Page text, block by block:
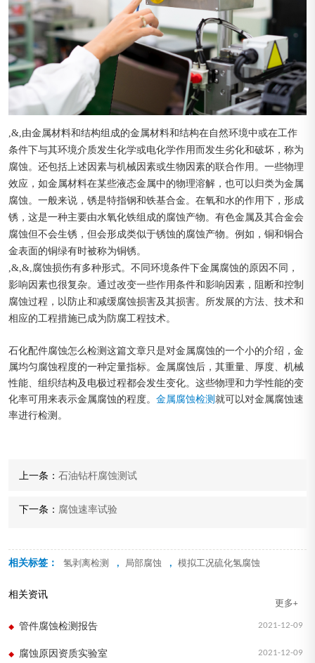
,&,由金属材料和结构组成的金属材料和结构在自然环境中或在工作
条件下与其环境介质发生化学或电化学作用而发生劣化和破坏，称为
腐蚀。还包括上述因素与机械因素或生物因素的联合作用。一些物理
效应，如金属材料在某些液态金属中的物理溶解，也可以归类为金属
腐蚀。一般来说，锈是特指钢和铁基合金。在氧和水的作用下，形成
锈，这是一种主要由水氧化铁组成的腐蚀产物。有色金属及其合金会
腐蚀但不会生锈，但会形成类似于锈蚀的腐蚀产物。例如，铜和铜合
金表面的铜绿有时被称为铜锈。
,&,&,腐蚀损伤有多种形式。不同环境条件下金属腐蚀的原因不同，
影响因素也很复杂。通过改变一些作用条件和影响因素，阻断和控制
腐蚀过程，以防止和减缓腐蚀损害及其损害。所发展的方法、技术和
相应的工程措施已成为防腐工程技术。
石化配件腐蚀怎么检测这篇文章只是对金属腐蚀的一个小的介绍，金
属均匀腐蚀程度的一种定量指标。金属腐蚀后，其重量、厚度、机械
性能、组织结构及电极过程都会发生变化。这些物理和力学性能的变
化率可用来表示金属腐蚀的程度。 金属腐蚀检测 就可以对金属腐蚀速
率进行检测。
上一条： 石油钻杆腐蚀测试
下一条： 腐蚀速率试验
相关标签： 氢剥离检测 , 局部腐蚀 , 模拟工况硫化氢腐蚀
相关资讯
更多+
2021-12-09
管件腐蚀检测报告
2021-12-09
腐蚀原因资质实验室